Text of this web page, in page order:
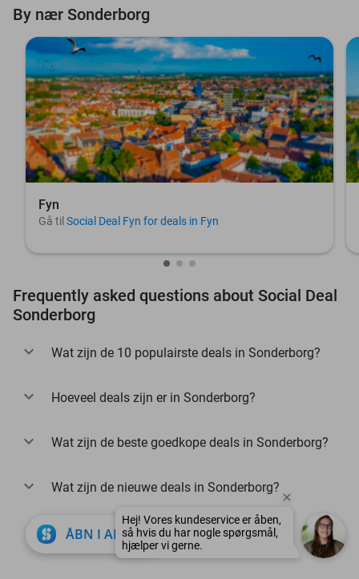
By nær Sonderborg
Fyn
Gå tilSocial Deal Fyn for deals in Fyn
Frequently asked questions about Social Deal
Sonderborg
Wat zijn de 10 populairste deals in Sonderborg?
Hoeveel deals zijn er in Sonderborg?
Wat zijn de beste goedkope deals in Sonderborg?
Wat zijn de nieuwe deals in Sonderborg?
ÅBN I APP close
Hej! Vores kundeservice er åben,
så hvis du har nogle spørgsmål,
hjælper vi gerne.